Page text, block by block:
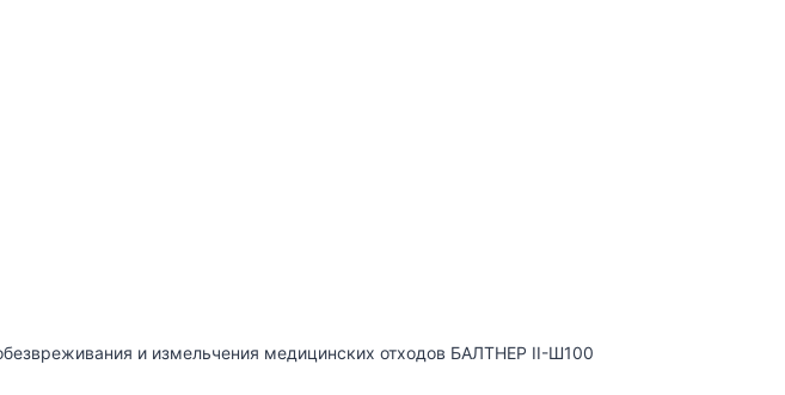
и измельчения медицинских отходов БАЛТНЕР II-Ш100